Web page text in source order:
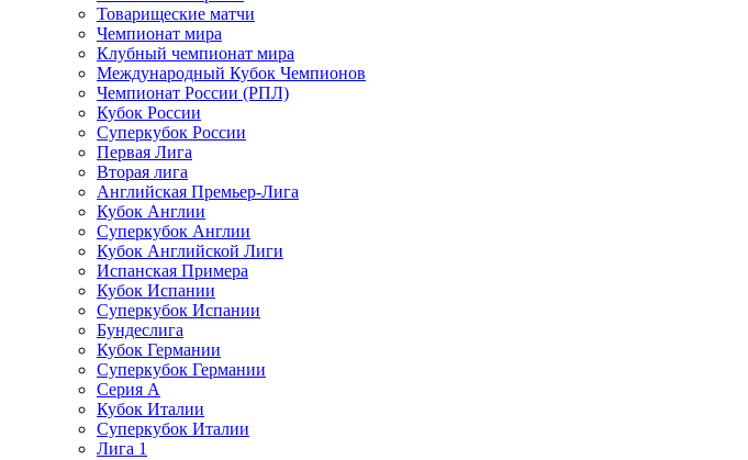
Товарищеские матчи
Чемпионат мира
Клубный чемпионат мира
Международный Кубок Чемпионов
Чемпионат России (РПЛ)
Кубок России
Суперкубок России
Первая Лига
Вторая лига
Английская Премьер-Лига
Кубок Англии
Суперкубок Англии
Кубок Английской Лиги
Испанская Примера
Кубок Испании
Суперкубок Испании
Бундеслига
Кубок Германии
Суперкубок Германии
Серия А
Кубок Италии
Суперкубок Италии
Лига 1